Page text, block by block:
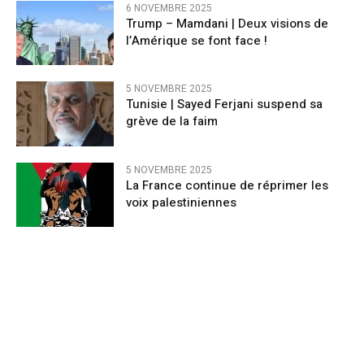
6 NOVEMBRE 2025
Trump – Mamdani | Deux visions de
l’Amérique se font face !
5 NOVEMBRE 2025
Tunisie | Sayed Ferjani suspend sa
grève de la faim
5 NOVEMBRE 2025
La France continue de réprimer les
voix palestiniennes